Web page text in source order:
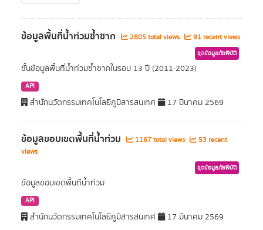
ข้อมูลพื้นที่น้ำท่วมซ้ำซาก 2805 total views 91 recent views
ชุดข้อมูลภัยพิบัติ
ชั้นข้อมูลพื้นที่น้ำท่วมซ้ำซากในรอบ 13 ปี (2011-2023)
API
สำนักนวัตกรรมเทคโนโลยีภูมิสารสนเทศ 17 มีนาคม 2569
ข้อมูลขอบเขตพื้นที่น้ำท่วม 1167 total views
53 recent
views
ชุดข้อมูลภัยพิบัติ
ข้อมูลขอบเขตพื้นที่น้ำท่วม
API
สำนักนวัตกรรมเทคโนโลยีภูมิสารสนเทศ 17 มีนาคม 2569